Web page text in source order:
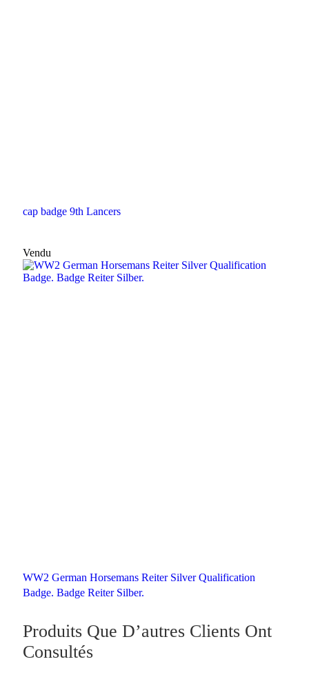
cap badge 9th Lancers
Vendu
WW2 German Horsemans Reiter Silver Qualification
Badge. Badge Reiter Silber.
Produits Que D’autres Clients Ont
Consultés